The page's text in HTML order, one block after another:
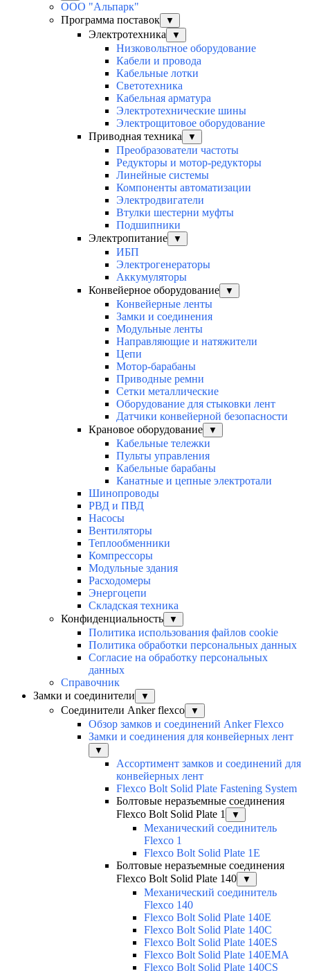
ООО "Альпарк"
Программа поставок
▼
Электротехника ▼
Низковольтное оборудование
Кабели и провода
Кабельные лотки
Светотехника
Кабельная арматура
Электротехнические шины
Электрощитовое оборудование
Приводная техника
▼
Преобразователи частоты
Редукторы и мотор-редукторы
Линейные системы
Компоненты автоматизации
Электродвигатели
Втулки шестерни муфты
Подшипники
Электропитание
▼
ИБП
Электрогенераторы
Аккумуляторы
Конвейерное оборудование
▼
Конвейерные ленты
Замки и соединения
Модульные ленты
Направляющие и натяжители
Цепи
Мотор-барабаны
Приводные ремни
Сетки металлические
Оборудование для стыковки лент
Датчики конвейерной безопасности
Крановое оборудование
▼
Кабельные тележки
Пульты управления
Кабельные барабаны
Канатные и цепные электротали
Шинопроводы
РВД и ПВД
Насосы
Вентиляторы
Теплообменники
Компрессоры
Модульные здания
Расходомеры
Энергоцепи
Складская техника
Конфиденциальность
▼
Политика использования файлов cookie
Политика обработки персональных данных
Согласие на обработку персональных
данных
Справочник
Замки и соединители
▼
Соединители Anker flexco ▼
Обзор замков и соединений Anker Flexco
Замки и соединения для конвейерных лент
▼
Ассортимент замков и соединений для
конвейерных лент
Flexco Bolt Solid Plate Fastening System
Болтовые неразъемные соединения
Flexco Bolt Solid Plate 1
▼
Механический соединитель
Flexco 1
Flexco Bolt Solid Plate 1E
Болтовые неразъемные соединения
Flexco Bolt Solid Plate 140
▼
Механический соединитель
Flexco 140
Flexco Bolt Solid Plate 140E
Flexco Bolt Solid Plate 140C
Flexco Bolt Solid Plate 140ES
Flexco Bolt Solid Plate 140EMA
Flexco Bolt Solid Plate 140CS